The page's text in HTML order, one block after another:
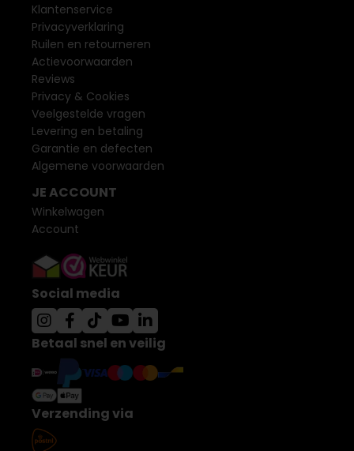
Klantenservice
Privacyverklaring
Ruilen en retourneren
Actievoorwaarden
Reviews
Privacy & Cookies
Veelgestelde vragen
Levering en betaling
Garantie en defecten
Algemene voorwaarden
JE ACCOUNT
Winkelwagen
Account
Social media
Betaal snel en veilig
Verzending via